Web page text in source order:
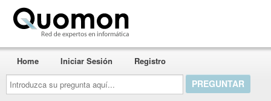
Introduzca
su
pregunta
Home Iniciar Sesión Registro